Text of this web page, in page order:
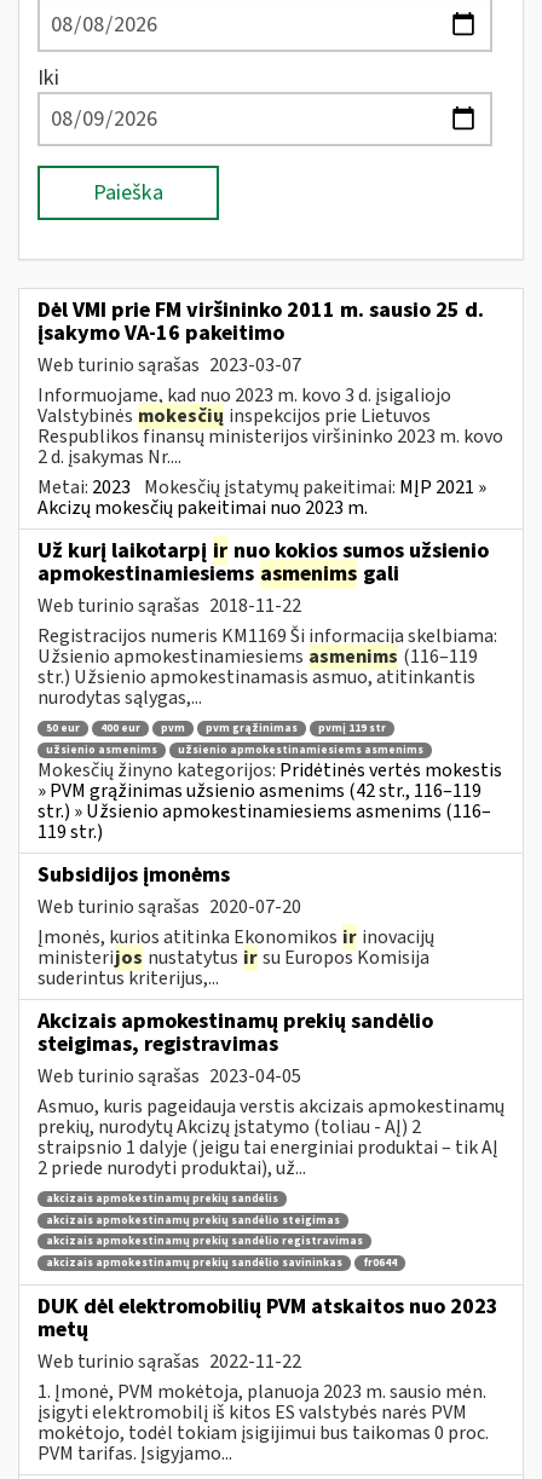
Iki
Paieška
Dėl VMI prie FM viršininko 2011 m. sausio 25 d.
įsakymo VA-16 pakeitimo
Web turinio sąrašas 2023-03-07
Informuojame, kad nuo 2023 m. kovo 3 d. įsigaliojo
Valstybinės mokesčių inspekcijos prie Lietuvos
Respublikos finansų ministerijos viršininko 2023 m. kovo
2 d. įsakymas Nr....
Metai: 2023 Mokesčių įstatymų pakeitimai: MĮP 2021 »
Akcizų mokesčių pakeitimai nuo 2023 m.
Už kurį laikotarpį ir nuo kokios sumos užsienio
apmokestinamiesiems asmenims gali
Web turinio sąrašas 2018-11-22
Registracijos numeris KM1169 Ši informacija skelbiama:
Užsienio apmokestinamiesiems asmenims (116–119
str.) Užsienio apmokestinamasis asmuo, atitinkantis
nurodytas sąlygas,...
50 eur 400 eur pvm pvm grąžinimas
pvmį 119 str
užsienio asmenims
užsienio apmokestinamiesiems asmenims
Mokesčių žinyno kategorijos: Pridėtinės vertės mokestis
» PVM grąžinimas užsienio asmenims (42 str., 116–119
str.) » Užsienio apmokestinamiesiems asmenims (116–
119 str.)
Subsidijos įmonėms
Web turinio sąrašas 2020-07-20
Įmonės, kurios atitinka Ekonomikos ir inovacijų
ministerijos nustatytus irsu Europos Komisija
suderintus kriterijus,...
Akcizais apmokestinamų prekių sandėlio
steigimas, registravimas
Web turinio sąrašas 2023-04-05
Asmuo, kuris pageidauja verstis akcizais apmokestinamų
prekių, nurodytų Akcizų įstatymo (toliau - AĮ) 2
straipsnio 1 dalyje (jeigu tai energiniai produktai – tik AĮ
2 priede nurodyti produktai), už...
akcizais apmokestinamų prekių sandėlis
akcizais apmokestinamų prekių sandėlio steigimas
akcizais apmokestinamų prekių sandėlio registravimas
akcizais apmokestinamų prekių sandėlio savininkas
fr0644
DUK dėl elektromobilių PVM atskaitos nuo 2023
metų
Web turinio sąrašas 2022-11-22
1. Įmonė, PVM mokėtoja, planuoja 2023 m. sausio mėn.
įsigyti elektromobilį iš kitos ES valstybės narės PVM
mokėtojo, todėl tokiam įsigijimui bus taikomas 0 proc.
PVM tarifas. Įsigyjamo...